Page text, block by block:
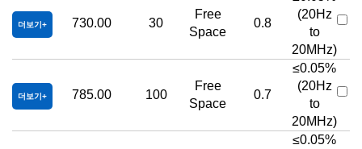
더보기 730.00 30
Free
Space
0.8
(20Hz
to
20MHz)
더보기 785.00 100
Free
Space
0.7
≤0.05%
(20Hz
to
20MHz)
≤0.05%